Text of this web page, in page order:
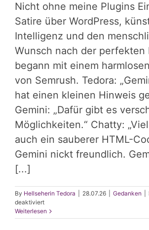
Nicht ohne meine Plugins
Satire über WordPress,
Intelligenz und den
Wunsch nach der perfekten
begann mit einem
von Semrush. Tedora:
hat einen kleinen Hinweis
Gemini: „Dafür gibt es
Möglichkeiten.“ Chatty:
auch ein sauberer HTML-
Gemini nickt freundlich.
[...]
By Hellseherin Tedora 28.07.26 Gedanken
deaktiviertfür
Nicht
ohne
Weiterlesen